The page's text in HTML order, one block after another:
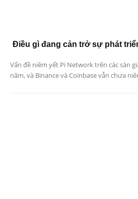
Điều gì đang cản trở sự phát
Vấn đề niêm yết Pi Network trên các sàn
năm, và Binance và Coinbase vẫn chưa